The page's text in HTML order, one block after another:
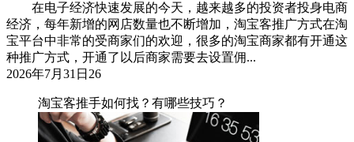
在电子经济快速发展的今天，越来越多的投资者投身电商
经济，每年新增的网店数量也不断增加，淘宝客推广方式在淘
宝平台中非常的受商家们的欢迎，很多的淘宝商家都有开通这
种推广方式，开通了以后商家需要去设置佣...
2026年7月31日 26
淘宝客推手如何找？有哪些技巧？